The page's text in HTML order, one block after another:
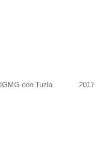
IGMG doo Tuzla 2017